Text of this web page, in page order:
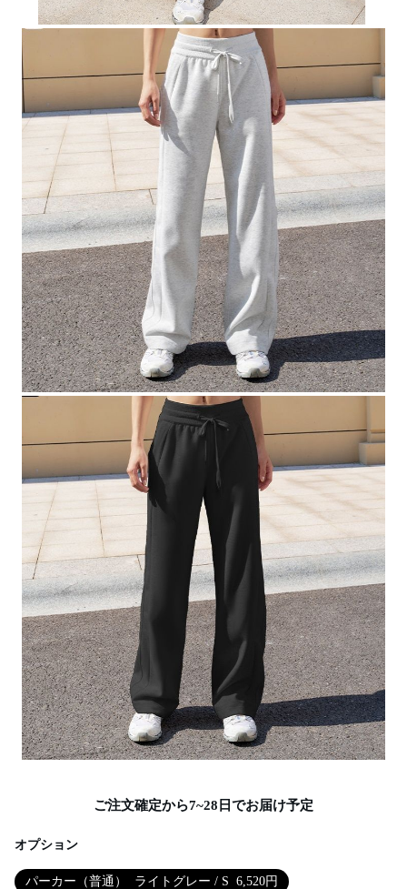
ご注文確定から7~28日でお届け予定
オプション
パーカー（普通） ライトグレー / S 6,520円